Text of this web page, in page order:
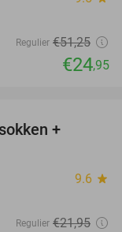
Regulier €51,25
€24,95
+
9.6 star
Regulier €21,95